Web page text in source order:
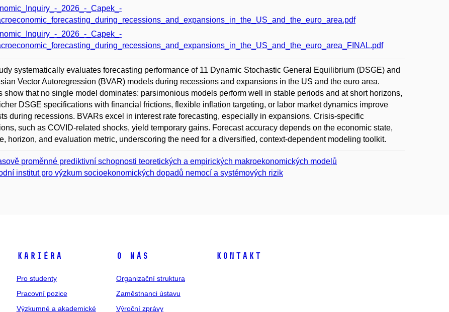
_2026_-_Capek_-
_2026_-_Capek_-
systematically evaluates forecasting performance of 11 Dynamic Stochastic General Equilibrium (DSGE) and
Vector Autoregression (BVAR) models during recessions and expansions in the US and the euro area.
show that no single model dominates: parsimonious models perform well in stable periods and at short horizons,
DSGE specifications with financial frictions, flexible inflation targeting, or labor market dynamics improve
during recessions. BVARs excel in interest rate forecasting, especially in expansions. Crisis-specific
such as COVID-related shocks, yield temporary gains. Forecast accuracy depends on the economic state,
horizon, and evaluation metric, underscoring the need for a diversified, context-dependent modeling toolkit.
proměnné prediktivní schopnosti teoretických a empirických makroekonomických modelů
institut pro výzkum socioekonomických dopadů nemocí a systémových rizik
Kariéra
Pro studenty
Pracovní pozice
Výzkumné a akademické
O nás
Organizační struktura
Zaměstnanci ústavu
Výroční zprávy
Kontakt